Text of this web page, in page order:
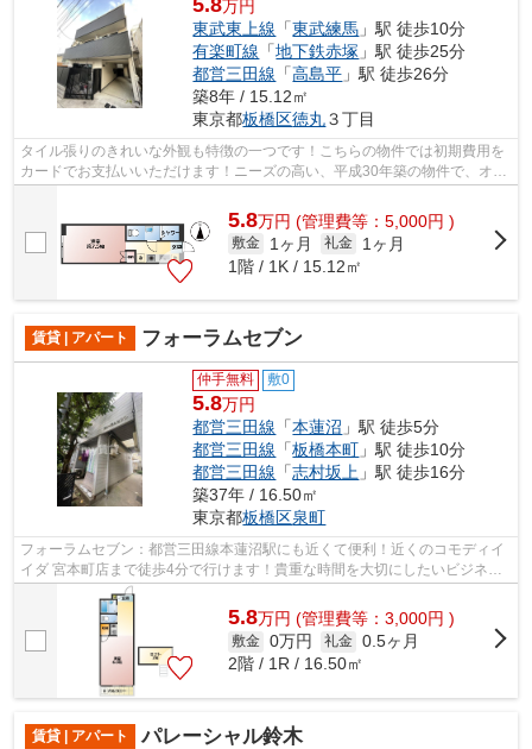
5.8万円
東武東上線 「東武練馬 」駅 徒歩10分
有楽町線 「地下鉄赤塚 」駅 徒歩25分
都営三田線 「高島平 」駅 徒歩26分
築8年 / 15.12㎡
東京都板橋区徳丸３丁目
タイル張りのきれいな外観も特徴の一つです！こちらの物件では初期費用を
カードでお支払いいただけます！ニーズの高い、平成30年築の物件で、オシ
5.8万円 (管理費等：5,000円 )
敷金 1ヶ月 礼金
1ヶ月
1階 / 1K / 15.12㎡
賃貸 | アパート フォーラムセブン
仲手無料 敷0
5.8万円
都営三田線 「本蓮沼 」駅 徒歩5分
都営三田線 「板橋本町 」駅 徒歩10分
都営三田線 「志村坂上 」駅 徒歩16分
築37年 / 16.50㎡
東京都板橋区泉町
フォーラムセブン：都営三田線本蓮沼駅にも近くて便利！近くのコモディイ
イダ 宮本町店まで徒歩4分で行けます！貴重な時間を大切にしたいビジネス
マンにおすすめの交通のアクセスが良...
5.8万円 (管理費等：3,000円 )
敷金 0万円 礼金 0.5ヶ月
2階 / 1R / 16.50㎡
賃貸 | アパート パレーシャル鈴木